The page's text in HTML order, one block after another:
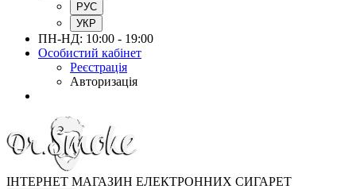
РУС
УКР
ПН-НД: 10:00 - 19:00
Особистий кабінет
Реєстрація
Авторизація
ІНТЕРНЕТ МАГАЗИН ЕЛЕКТРОННИХ СИГАРЕТ